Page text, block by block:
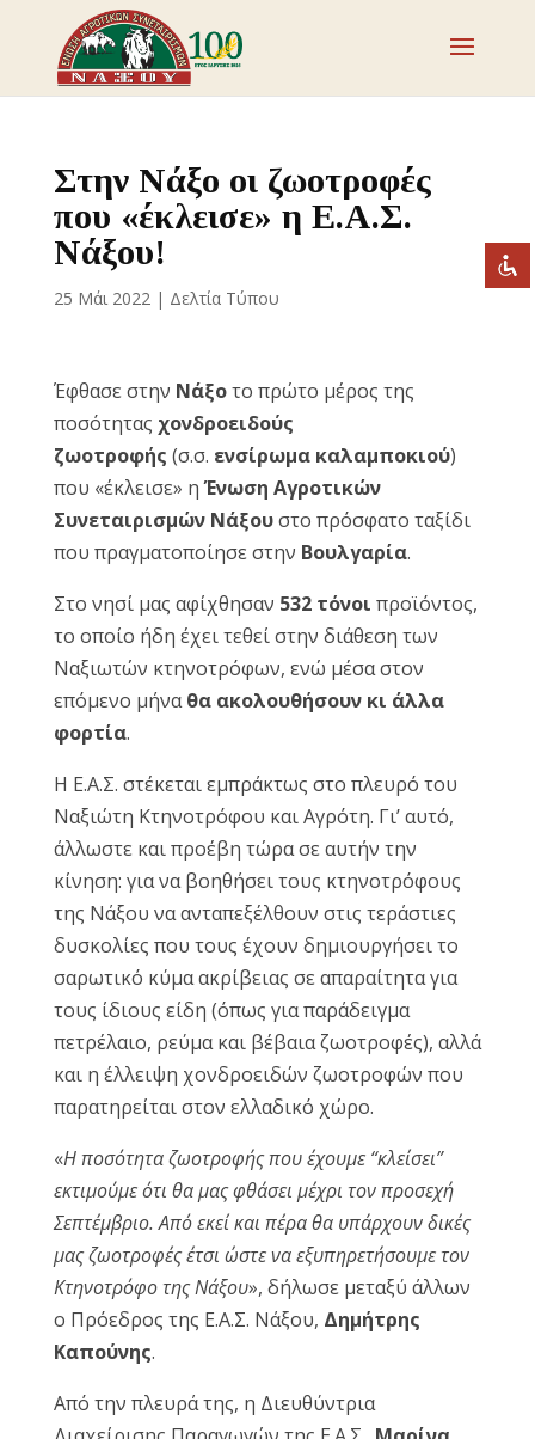
Επισημάνετε επικεφαλίδες
Σμίκρυνση
zoom_in Μεγέθυνση
brightness_high Έντονη αντίθεση
Σκοτεινή αντίθεση
format_underlined Υπογράμμισε συνδέσμους
font_download Επισήμανση συνδέσμων
all
options
Στην Νάξο οι ζωοτροφές
που «έκλεισε» η Ε.Α.Σ.
Νάξου!
25 Μάι 2022| Δελτία Τύπου
Έφθασε στην Νάξοτο πρώτο μέρος της
ποσότητας χονδροειδούς
ζωοτροφής (σ.σ. ενσίρωμα καλαμποκιού)
που «έκλεισε» ηΈνωση Αγροτικών
Συνεταιρισμών Νάξουστο πρόσφατο ταξίδι
που πραγματοποίησε στην Βουλγαρία.
Στο νησί μας αφίχθησαν 532 τόνοι προϊόντος,
το οποίο ήδη έχει τεθεί στην διάθεση των
Ναξιωτών κτηνοτρόφων, ενώ μέσα στον
επόμενο μήναθα ακολουθήσουν κι άλλα
φορτία.
Η Ε.Α.Σ. στέκεται εμπράκτως στο πλευρό του
Ναξιώτη Κτηνοτρόφου και Αγρότη. Γι’ αυτό,
άλλωστε και προέβη τώρα σε αυτήν την
κίνηση: για να βοηθήσει τους κτηνοτρόφους
της Νάξου να ανταπεξέλθουν στις τεράστιες
δυσκολίες που τους έχουν δημιουργήσει το
σαρωτικό κύμα ακρίβειας σε απαραίτητα για
τους ίδιους είδη (όπως για παράδειγμα
πετρέλαιο, ρεύμα και βέβαια ζωοτροφές), αλλά
και η έλλειψη χονδροειδών ζωοτροφών που
παρατηρείται στον ελλαδικό χώρο.
«Η ποσότητα ζωοτροφής που έχουμε “κλείσει”
εκτιμούμε ότι θα μας φθάσει μέχρι τον προσεχή
Σεπτέμβριο. Από εκεί και πέρα θα υπάρχουν δικές
μας ζωοτροφές έτσι ώστε να εξυπηρετήσουμε τον
Κτηνοτρόφο της Νάξου», δήλωσε μεταξύ άλλων
ο Πρόεδρος της Ε.Α.Σ. Νάξου, Δημήτρης
Καπούνης.
Από την πλευρά της, η Διευθύντρια